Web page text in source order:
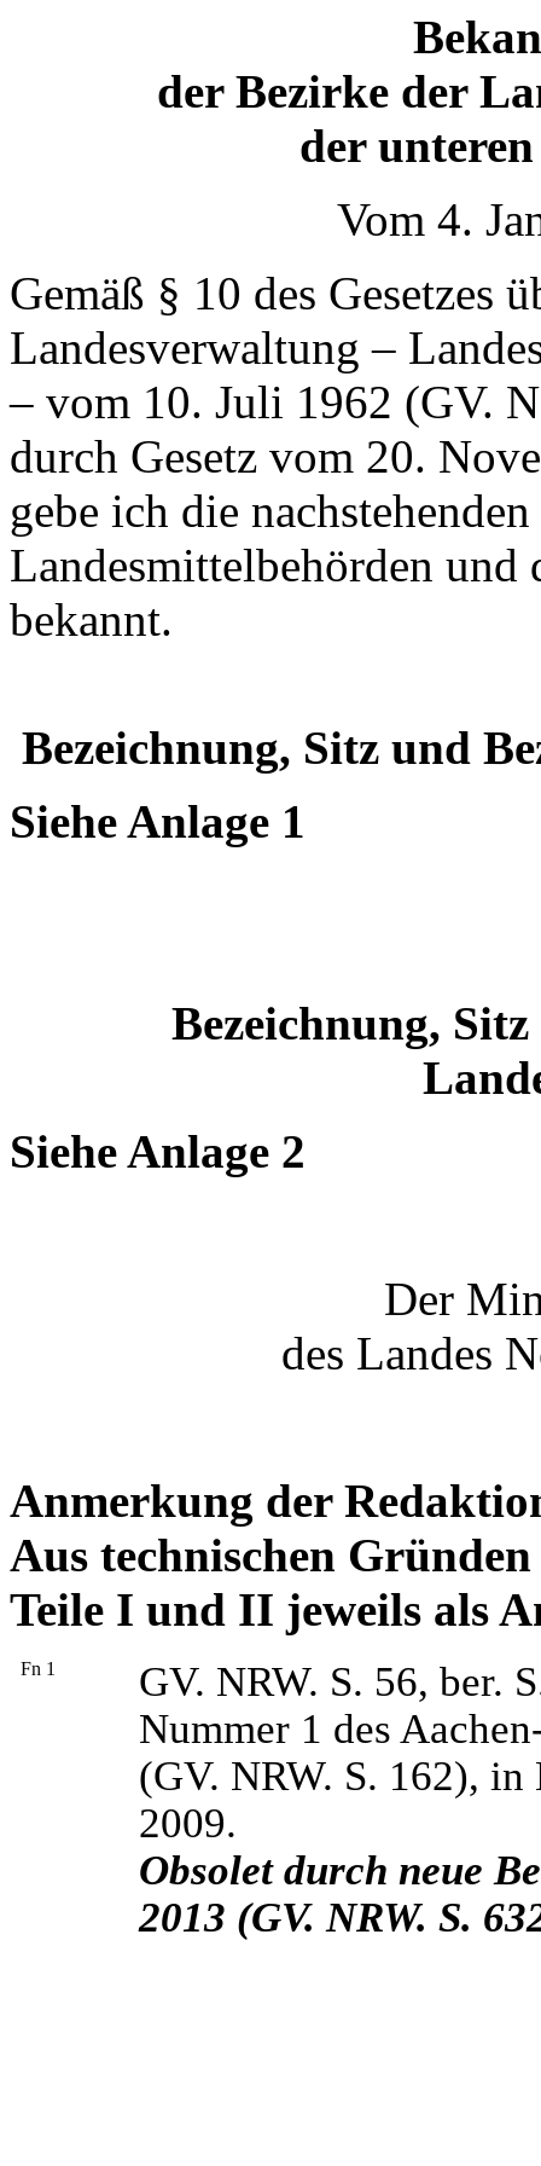
der Bezirke der
der
Vom 4.
Gemäß § 10 des Gesetzes
Landesverwaltung –
– vom 10. Juli 1962 (GV.
durch Gesetz vom 20.
gebe ich die
Landesmittelbehörden und
bekannt.
Bezeichnung, Sitz und
Siehe Anlage 1
Bezeichnung,
Siehe Anlage 2
Der
des Landes
Anmerkung der
Aus technischen
Teile I und II jeweils als
Fn 1
GV. NRW. S. 56, ber.
Nummer 1 des
(GV. NRW. S. 162),
2009.
Obsolet durch neue
2013 (GV. NRW. S.